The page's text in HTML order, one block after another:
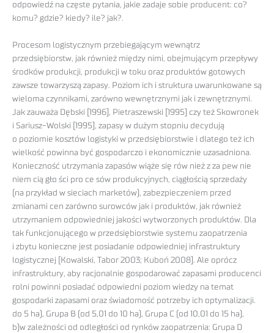
odpowiedź na częste pytania, jakie zadaje sobie producent: co?
komu? gdzie? kiedy? ile? jak?.
Procesom logistycznym przebiegającym wewnątrz
przedsiębiorstw, jak również między nimi, obejmującym przepływy
środków produkcji, produkcji w toku oraz produktów gotowych
zawsze towarzyszą zapasy. Poziom ich i struktura uwarunkowane są
wieloma czynnikami, zarówno wewnętrznymi jak i zewnętrznymi.
Jak zauważa Dębski [1996], Pietraszewski [1995] czy też Skowronek
i Sariusz-Wolski [1995], zapasy w dużym stopniu decydują
o poziomie kosztów logistyki w przedsiębiorstwie i dlatego też ich
wielkość powinna być gospodarczo i ekonomicznie uzasadniona.
Konieczność utrzymania zapasów wiąże się rów nież z za pew nie
niem cią gło ści pro ce sów produkcyjnych, ciągłością sprzedaży
(na przykład w sieciach marketów), zabezpieczeniem przed
zmianami cen zarówno surowców jak i produktów, jak również
utrzymaniem odpowiedniej jakości wytworzonych produktów. Dla
tak funkcjonującego w przedsiębiorstwie systemu zaopatrzenia
i zbytu konieczne jest posiadanie odpowiedniej infrastruktury
logistycznej [Kowalski, Tabor 2003; Kuboń 2008]. Ale oprócz
infrastruktury, aby racjonalnie gospodarować zapasami producenci
rolni powinni posiadać odpowiedni poziom wiedzy na temat
gospodarki zapasami oraz świadomość potrzeby ich optymalizacji.
do 5 ha), Grupa B (od 5,01 do 10 ha), Grupa C (od 10,01 do 15 ha),
b)w zależności od odległości od rynków zaopatrzenia: Grupa D